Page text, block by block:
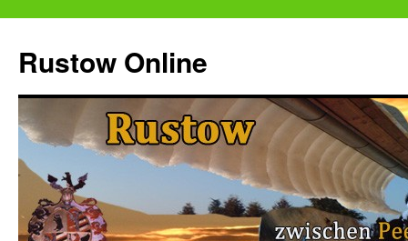
springen
Rustow Online